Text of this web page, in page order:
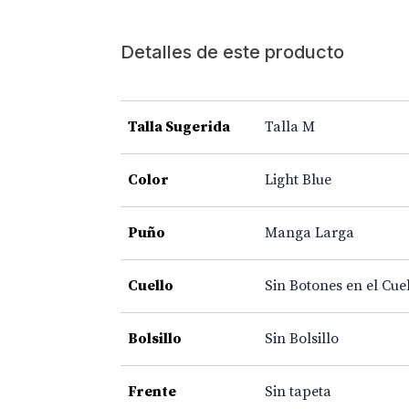
Detalles de este producto
Talla Sugerida Talla M
Color Light Blue
Puño Manga Larga
Cuello Sin Botones en el
Bolsillo Sin Bolsillo
Frente Sin tapeta